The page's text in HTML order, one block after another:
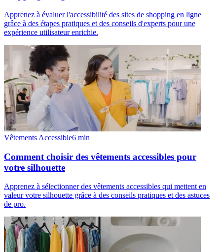
Apprenez à évaluer l'accessibilité des sites de shopping en ligne
grâce à des étapes pratiques et des conseils d'experts pour une
expérience utilisateur enrichie.
Vêtements Accessible6 min
Comment choisir des vêtements accessibles pour
votre silhouette
Apprenez à sélectionner des vêtements accessibles qui mettent en
valeur votre silhouette grâce à des conseils pratiques et des astuces
de pro.